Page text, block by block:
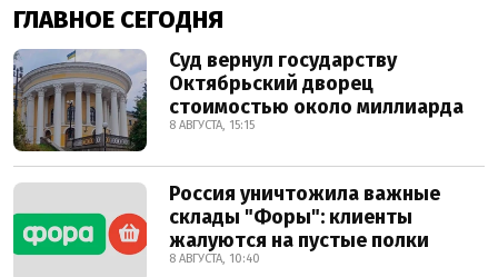
ГЛАВНОЕ СЕГОДНЯ
Суд вернул государству
Октябрьский дворец
стоимостью около миллиарда
8 АВГУСТА, 15:15
Россия уничтожила важные
склады "Форы": клиенты
жалуются на пустые полки
8 АВГУСТА, 10:40